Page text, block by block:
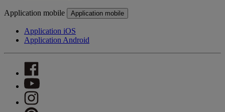
Application mobile Application mobile
Application iOS
Application Android